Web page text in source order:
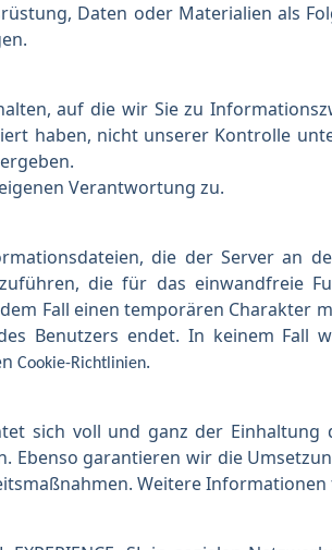
Daten oder Materialien als
auf die wir Sie zu
haben, nicht unserer Kontrolle
Verantwortung zu.
die der Server an
die für das einwandfreie
Fall einen temporären Charakter
Benutzers endet. In keinem Fall
Cookie-Richtlinien.
sich voll und ganz der
Ebenso garantieren wir die
Weitere